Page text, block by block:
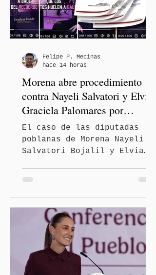
programa estatal para
recuperar vialidades
prioritarias, fortalecer la
condiciones de seguridad de
las familias poblanas, en e
Morena abre procedimiento
contra Nayeli Salvatori y Elvia
Graciela Palomares por
discriminación y burlas
El caso de las diputadas
poblanas de Morena Nayeli
Salvatori Bojalil y Elvia
partido. La Comisión
Nacional de Honestidad y
Justicia (CNHJ) de Morena
inició formalmente un
procedimiento sancionador
de oficio contra ambas
legisladoras por las
Felipe P. Mecinas
hace 14 horas